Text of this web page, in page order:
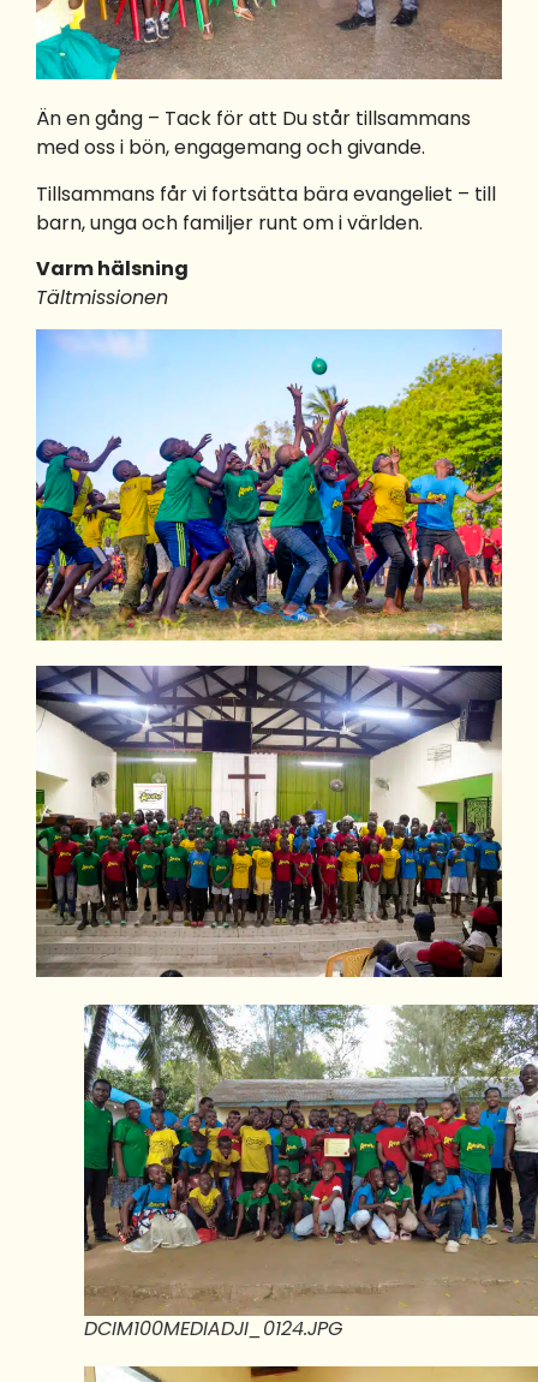
Än en gång – Tack för att Du står tillsammans
med oss i bön, engagemang och givande.
Tillsammans får vi fortsätta bära evangeliet – till
barn, unga och familjer runt om i världen.
Varm hälsning
Tältmissionen
DCIM100MEDIADJI_0124.JPG